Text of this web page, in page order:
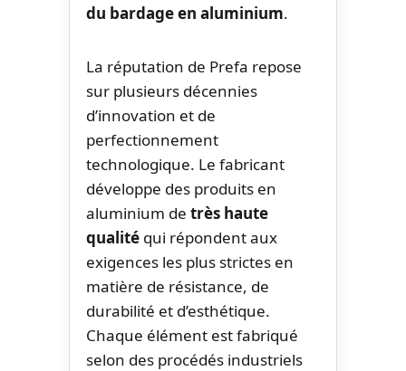
du bardage en aluminium.
La réputation de Prefa repose
sur plusieurs décennies
d’innovation et de
perfectionnement
technologique. Le fabricant
développe des produits en
aluminium de très haute
qualité qui répondent aux
exigences les plus strictes en
matière de résistance, de
durabilité et d’esthétique.
Chaque élément est fabriqué
selon des procédés industriels